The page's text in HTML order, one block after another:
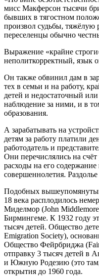
мисс Макферсон тысячи
бывших в тягостном
произвол судьбы, тяжёлую
переселенцы обычно
Выражение «крайне
неполиткорректный, язык
Он также обвинил дам в
тех в семьи и на работу,
детей и недостаточный
наблюдение за ними, и в
образования.
А зарабатывать на
детям за работу платили
работодатель и
Они перечислялись на
расходы на его
совершеннолетия.
Подобных
18 века расплодилось
Миделмор (John
Бирмингеме. К 1932 году
тысяч детей. Общество
Emigration Society),
Общество Фейрбриджа
отправку 3 тысяч детей в
и Южную Родезию (это там,
открытия до 1960 года.